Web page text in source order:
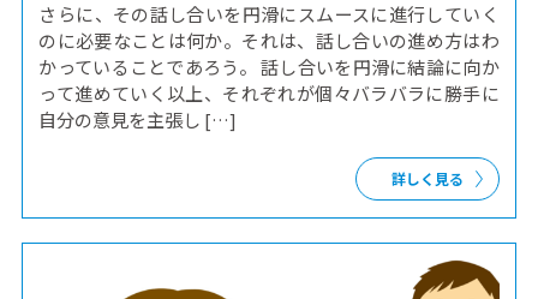
さらに、その話し合いを円滑にスムースに進行していく
のに必要なことは何か。それは、話し合いの進め方はわ
かっていることであろう。 話し合いを円滑に結論に向か
って進めていく以上、それぞれが個々バラバラに勝手に
自分の意見を主張し […]
詳しく見る